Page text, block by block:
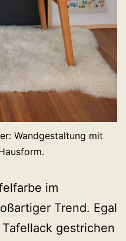
Wandgestaltung mit
im
Trend. Egal
gestrichen